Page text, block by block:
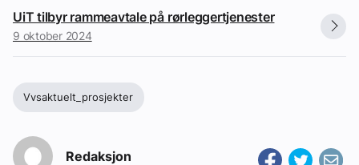
UiT tilbyr rammeavtale på rørleggertjenester
9 oktober 2024
Vvsaktuelt_prosjekter
Redaksjon